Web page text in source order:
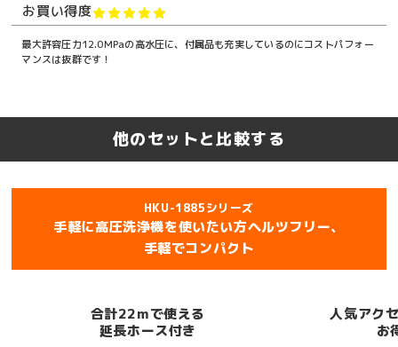
お買い得度
最大許容圧力12.0MPaの高水圧に、付属品も充実しているのにコストパフォー
マンスは抜群です！
他のセットと比較する
HKU-1885シリーズ
手軽に高圧洗浄機を使いたい方ヘルツフリー、
手軽でコンパクト
人気アクセサリー6点付き、
お得なセット
洗
フォー